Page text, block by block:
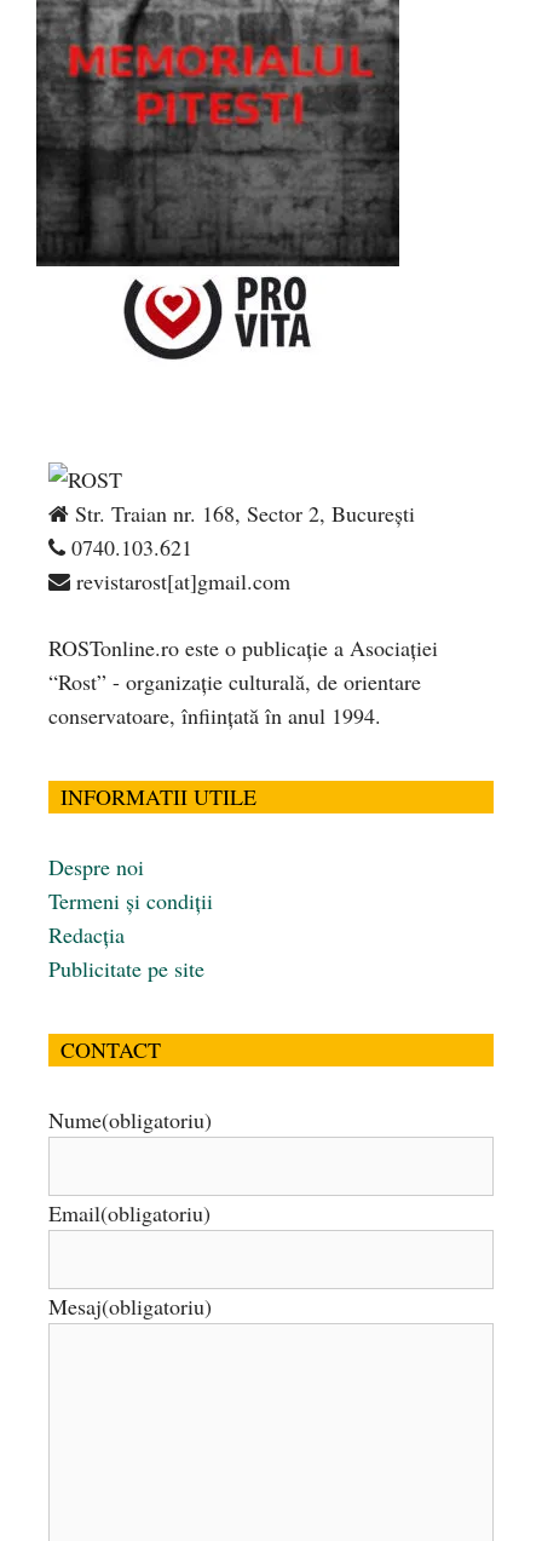
Str. Traian nr. 168, Sector 2, București
0740.103.621
revistarost[at]gmail.com
ROSTonline.ro este o publicaţie a Asociaţiei
“Rost” - organizaţie culturală, de orientare
conservatoare, înfiinţată în anul 1994.
INFORMATII UTILE
Despre noi
Termeni și condiții
Redacția
Publicitate pe site
CONTACT
Nume(obligatoriu)
Email(obligatoriu)
Mesaj(obligatoriu)